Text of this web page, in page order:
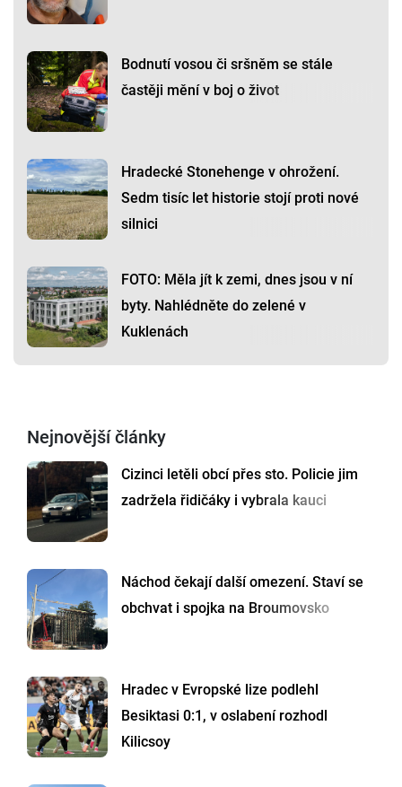
Bodnutí vosou či sršněm se stále
častěji mění v boj o život
Hradecké Stonehenge v ohrožení.
Sedm tisíc let historie stojí proti nové
silnici
FOTO: Měla jít k zemi, dnes jsou v ní
byty. Nahlédněte do zelené v
Kuklenách
Nejnovější články
Cizinci letěli obcí přes sto. Policie jim
zadržela řidičáky i vybrala kauci
Náchod čekají další omezení. Staví se
obchvat i spojka na Broumovsko
Hradec v Evropské lize podlehl
Besiktasi 0:1, v oslabení rozhodl
Kilicsoy